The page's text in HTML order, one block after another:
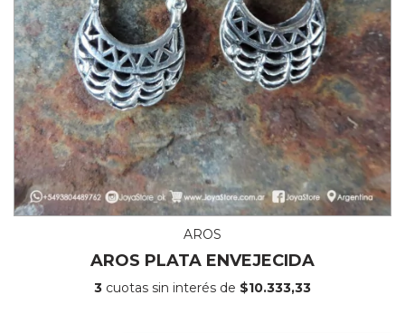
AROS
AROS PLATA ENVEJECIDA
3 cuotas sin interés de $10.333,33